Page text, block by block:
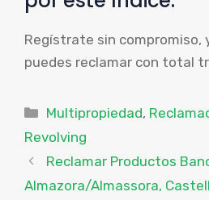
Regístrate sin compromiso,
puedes reclamar con total
Categorías
Multipropiedad,
Revolving
Reclamar Productos
Almazora/Almassora,